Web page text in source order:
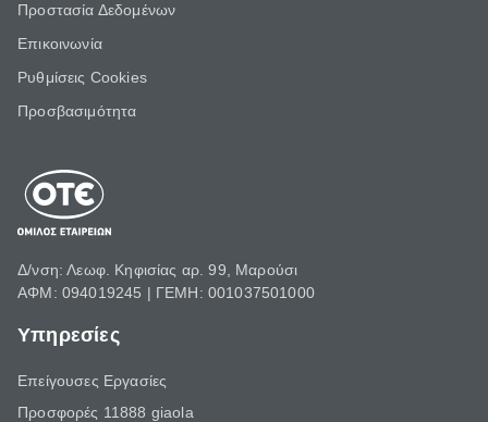
Προστασία Δεδομένων
Επικοινωνία
Ρυθμίσεις Cookies
Προσβασιμότητα
Δ/νση: Λεωφ. Κηφισίας αρ. 99, Μαρούσι
ΑΦΜ: 094019245 | ΓΕΜΗ: 001037501000
Υπηρεσίες
Επείγουσες Εργασίες
Προσφορές 11888 giaola